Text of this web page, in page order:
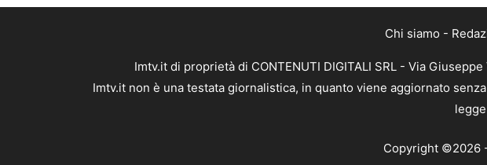
Chi siamo -
Imtv.it di proprietà di CONTENUTI DIGITALI SRL - Via
Imtv.it non è una testata giornalistica, in quanto viene aggiornato
Copyright ©2026